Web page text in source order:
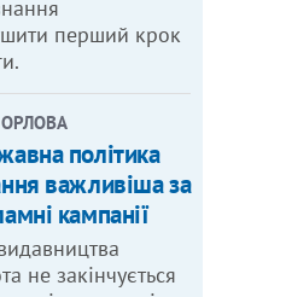
перший крок
політика
важливіша за
кампанії
не закінчується